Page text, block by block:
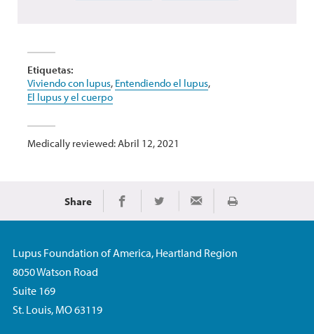
Etiquetas:
Viviendo con lupus, Entendiendo el lupus,
El lupus y el cuerpo
Medically reviewed: Abril 12, 2021
Share Share on Facebook
Share on TwitterShare via EmailImprimir
Lupus Foundation of America, Heartland Region
8050 Watson Road
Suite 169
St. Louis, MO 63119